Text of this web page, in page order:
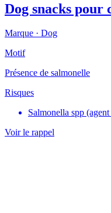
Dog snacks pour
Marque · Dog
Motif
Présence de salmonelle
Risques
Salmonella spp
Voir le rappel